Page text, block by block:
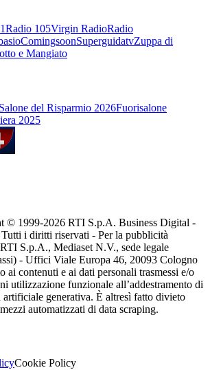
Radio 105Virgin RadioRadio
ComingsoonSuperguidatvZuppa di
e Mangiato
Salone del Risparmio 2026Fuorisalone
2025
© 1999-2026 RTI S.p.A. Business Digital -
i diritti riservati - Per la pubblicità
S.p.A., Mediaset N.V., sede legale
- Uffici Viale Europa 46, 20093 Cologno
ai contenuti e ai dati personali trasmessi e/o
utilizzazione funzionale all’addestramento di
generativa. È altresì fatto divieto
automatizzati di data scraping.
Cookie Policy